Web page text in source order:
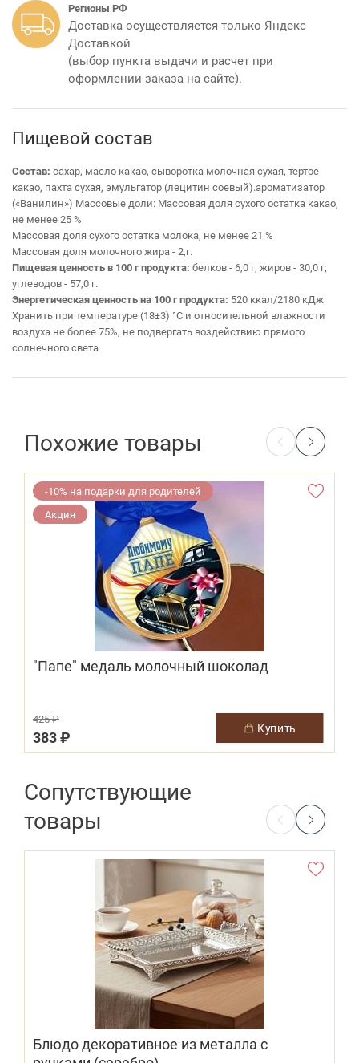
Регионы РФ
Доставка осуществляется только Яндекс
Доставкой
(выбор пункта выдачи и расчет при
оформлении заказа на сайте).
Пищевой состав
Состав: сахар, масло какао, сыворотка молочная сухая, тертое
какао, пахта сухая, эмульгатор (лецитин соевый).ароматизатор
(«Ванилин») Массовые доли: Массовая доля сухого остатка какао,
не менее 25 %
Массовая доля сухого остатка молока, не менее 21 %
Массовая доля молочного жира - 2,г.
Пищевая ценность в 100 г продукта: белков - 6,0 г; жиров - 30,0 г;
углеводов - 57,0 г.
Энергетическая ценность на 100 г продукта: 520 ккал/2180 кДж
Хранить при температуре (18±3) °С и относительной влажности
воздуха не более 75%, не подвергать воздействию прямого
солнечного света
Похожие товары
-10% на подарки для родителей
Акция
"Папе" медаль молочный шоколад
425 ₽
383 ₽
купить
Сопутствующие
товары
Блюдо декоративное из металла с